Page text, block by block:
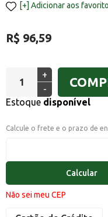
Adicionar aos
R$ 96,59
+
-
Estoque disponível
Calcule o frete e o prazo de
Calcular
Não sei meu CEP